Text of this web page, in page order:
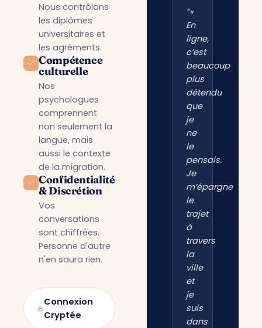
Nous contrôlons
les diplômes
universitaires et
les agréments.
Compétence
culturelle
Nos
psychologues
comprennent
non seulement la
langue, mais
aussi le contexte
de la migration.
Confidentialité
& Discrétion
Vos
conversations
sont chiffrées.
Personne d'autre
n'en saura rien.
Connexion
Cryptée
“«
En
ligne,
c’est
beaucoup
plus
détendu
que
je
ne
le
pensais.
Je
m’épargne
le
trajet
à
travers
la
ville
et
je
suis
dans